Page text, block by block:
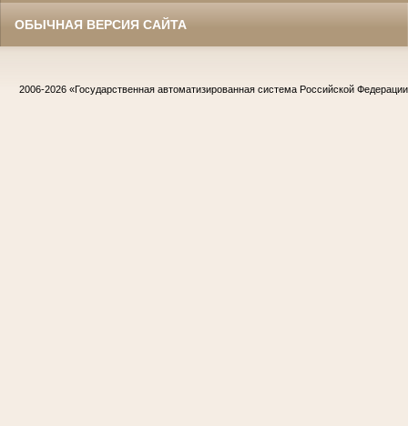
ОБЫЧНАЯ ВЕРСИЯ САЙТА
2006-2026 «Государственная автоматизированная система Российской